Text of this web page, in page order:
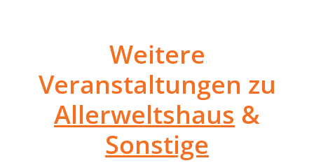
Weitere
Veranstaltungen zu
Allerweltshaus &
Sonstige